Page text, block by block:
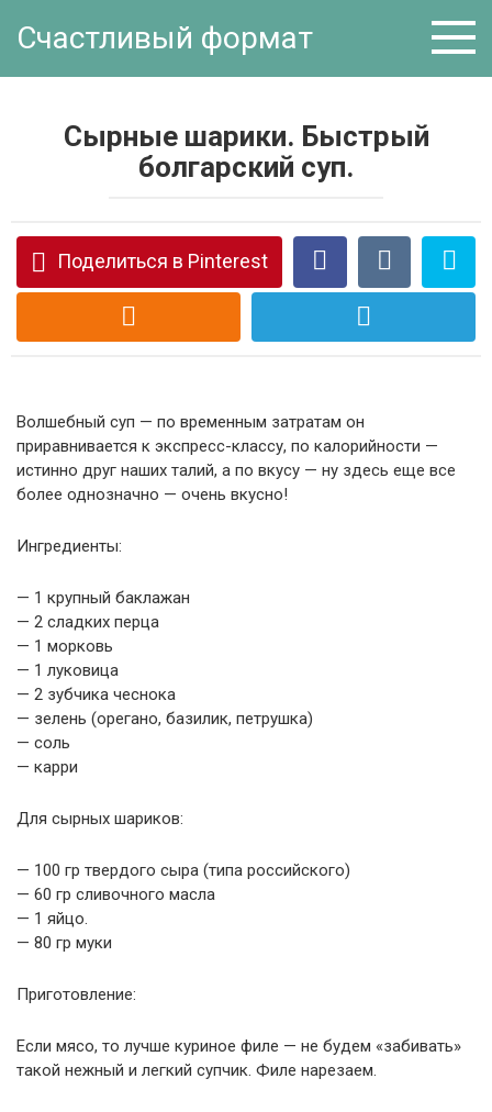
Счастливый формат
Сырные шарики. Быстрый
болгарский суп.
Поделиться в Pinterest
Волшебный суп — по временным затратам он
приравнивается к экспресс-классу, по калорийности —
истинно друг наших талий, а по вкусу — ну здесь еще все
более однозначно — очень вкусно!
Ингредиенты:
— 1 крупный баклажан
— 2 сладких перца
— 1 морковь
— 1 луковица
— 2 зубчика чеснока
— зелень (орегано, базилик, петрушка)
— соль
— карри
Для сырных шариков:
— 100 гр твердого сыра (типа российского)
— 60 гр сливочного масла
— 1 яйцо.
— 80 гр муки
Приготовление:
Если мясо, то лучше куриное филе — не будем «забивать»
такой нежный и легкий супчик. Филе нарезаем.